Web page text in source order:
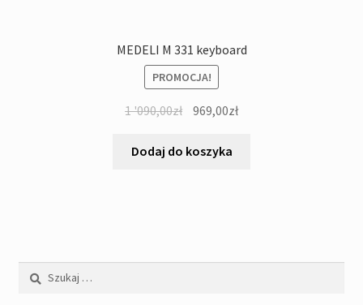
MEDELI M 331 keyboard
PROMOCJA!
1 '090,00zł
Pierwotna
wynosiła:
969,00złAktualna
Dodaj do koszyka
Szukaj: